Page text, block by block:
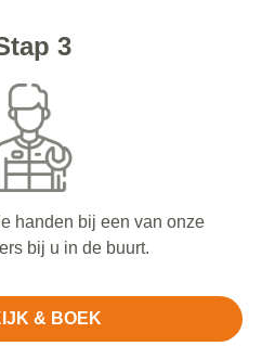
3
handen bij een van onze
bij u in de buurt.
& BOEK